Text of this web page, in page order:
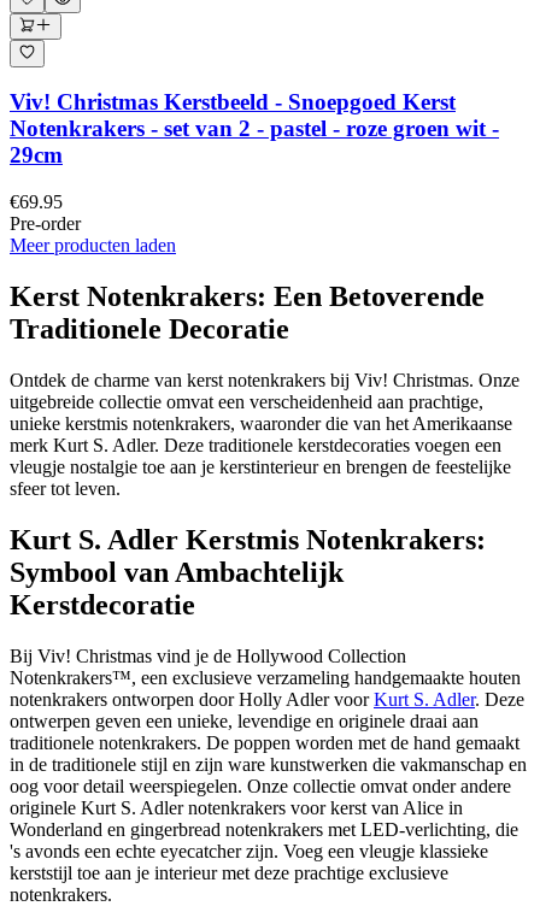
Viv! Christmas Kerstbeeld - Snoepgoed Kerst
Notenkrakers - set van 2 - pastel - roze groen wit -
29cm
€69.95
Pre-order
Meer producten laden
Kerst Notenkrakers: Een Betoverende
Traditionele Decoratie
Ontdek de charme van kerst notenkrakers bij Viv! Christmas. Onze
uitgebreide collectie omvat een verscheidenheid aan prachtige,
unieke kerstmis notenkrakers, waaronder die van het Amerikaanse
merk Kurt S. Adler. Deze traditionele kerstdecoraties voegen een
vleugje nostalgie toe aan je kerstinterieur en brengen de feestelijke
sfeer tot leven.
Kurt S. Adler Kerstmis Notenkrakers:
Symbool van Ambachtelijk
Kerstdecoratie
Bij Viv! Christmas vind je de Hollywood Collection
Notenkrakers™, een exclusieve verzameling handgemaakte houten
notenkrakers ontworpen door Holly Adler voorKurt S. Adler. Deze
ontwerpen geven een unieke, levendige en originele draai aan
traditionele notenkrakers. De poppen worden met de hand gemaakt
in de traditionele stijl en zijn ware kunstwerken die vakmanschap en
oog voor detail weerspiegelen. Onze collectie omvat onder andere
originele Kurt S. Adler notenkrakers voor kerst van Alice in
Wonderland en gingerbread notenkrakers met LED-verlichting, die
's avonds een echte eyecatcher zijn. Voeg een vleugje klassieke
kerststijl toe aan je interieur met deze prachtige exclusieve
notenkrakers.